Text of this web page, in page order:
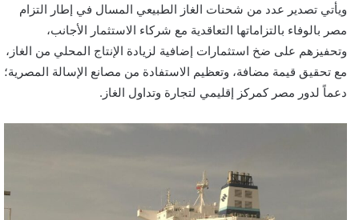
​ويأتي تصدير عدد من شحنات الغاز الطبيعي المسال في إطار التزام
مصر بالوفاء بالتزاماتها التعاقدية مع شركاء الاستثمار الأجانب،
وتحفيزهم على ضخ استثمارات إضافية لزيادة الإنتاج المحلي من الغاز،
مع تحقيق قيمة مضافة، وتعظيم الاستفادة من مصانع الإسالة المصرية؛
دعماً لدور مصر كمركز إقليمي لتجارة وتداول الغاز.